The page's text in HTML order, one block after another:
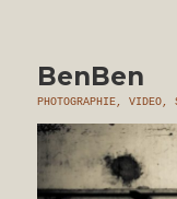
BenBen
PHOTOGRAPHIE, VIDEO,